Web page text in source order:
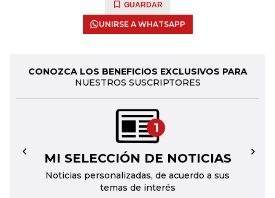
GUARDAR
UNIRSE A WHATSAPP
CONOZCA LOS BENEFICIOS EXCLUSIVOS PARA
NUESTROS SUSCRIPTORES
1
MI SELECCIÓN DE NOTICIAS
Noticias personalizadas, de acuerdo a sus
temas de interés
← →